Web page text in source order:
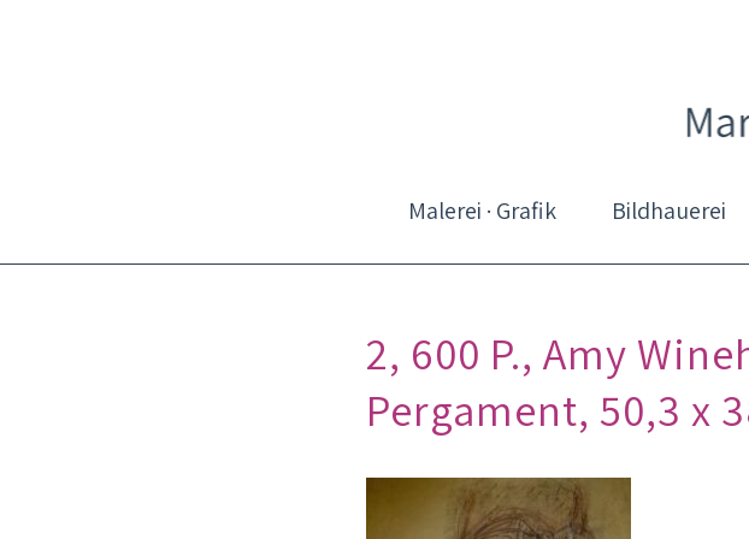
Malerei · Grafik Bildhauerei
2, 600 P., Amy
Pergament, 50,3 x